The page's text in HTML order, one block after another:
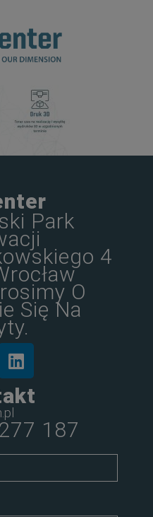
Park
4
O
Się Na
187